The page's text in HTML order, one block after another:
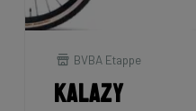
BVBA Etappe
Kalazy